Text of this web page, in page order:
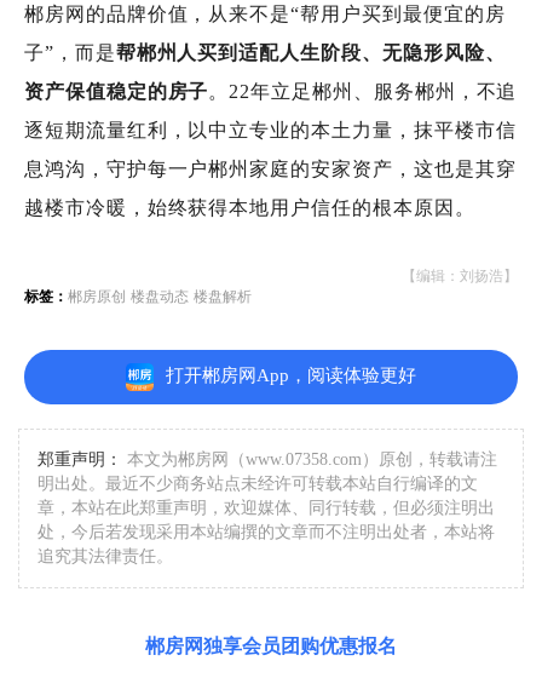
郴房网的品牌价值，从来不是“帮用户买到最便宜的房
子”，而是帮郴州人买到适配人生阶段、无隐形风险、
资产保值稳定的房子。22年立足郴州、服务郴州，不追
逐短期流量红利，以中立专业的本土力量，抹平楼市信
息鸿沟，守护每一户郴州家庭的安家资产，这也是其穿
越楼市冷暖，始终获得本地用户信任的根本原因。
【编辑：刘扬浩】
标签： 郴房原创 楼盘动态 楼盘解析
打开郴房网App，阅读体验更好
郑重声明：
本文为郴房网（www.07358.com）原创，转载请注
明出处。最近不少商务站点未经许可转载本站自行编译的文
章，本站在此郑重声明，欢迎媒体、同行转载，但必须注明出
处，今后若发现采用本站编撰的文章而不注明出处者，本站将
追究其法律责任。
郴房网独享会员团购优惠报名